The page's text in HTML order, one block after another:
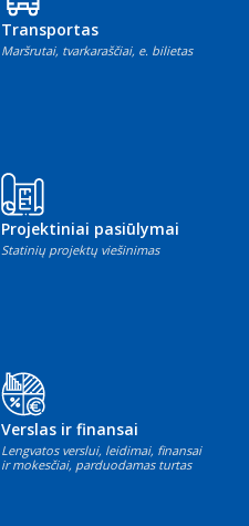
Transportas
Maršrutai, tvarkaraščiai, e. bilietas
Projektiniai pasiūlymai
Statinių projektų viešinimas
Verslas ir finansai
Lengvatos verslui, leidimai, finansai
ir mokesčiai, parduodamas turtas